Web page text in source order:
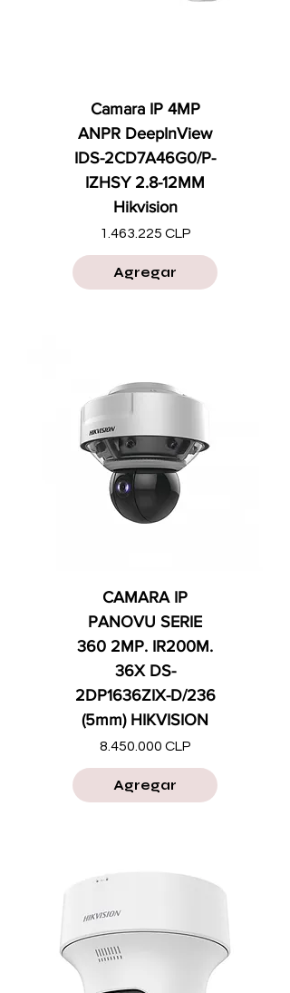
Camara IP 4MP
ANPR DeepInView
IDS-2CD7A46G0/P-
IZHSY 2.8-12MM
Hikvision
Precio
1.463.225 CLP
Agregar
CAMARA IP
PANOVU SERIE
360 2MP. IR200M.
36X DS-
2DP1636ZIX-D/236
(5mm) HIKVISION
Precio
8.450.000 CLP
Agregar